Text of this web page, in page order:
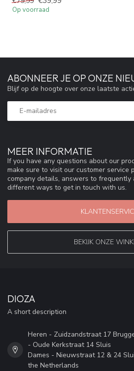
Op voorraad
MEER INFORMATIE
If you have any questions about our
make sure to visit our customer service
company details, answers to frequently
different ways to get in touch with us.
BEKIJK ONZE
ABONNEER JE OP ONZE
Blijf op de hoogte over onze laatste
DIOZA
A short description
Heren - Zuidzandstraat 17
- Oude Kerkstraat 14 Sluis
Dames - Nieuwstraat 12 & 24
the Netherlands